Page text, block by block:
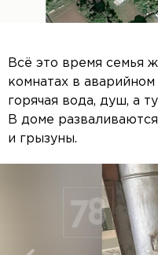
Всё это время семья
комнатах в
горячая вода, душ, а
В доме
и грызуны.